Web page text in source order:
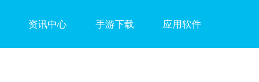
资讯中心 手游下载 应用软件